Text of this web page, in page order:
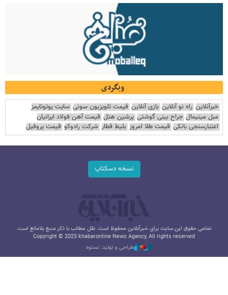
وبگردی
خبرآنلاین راه نو آنلاین بازی آنلاین قیمت تلویزیون سونی سایت یوتوتایمز
مبل مینیمال جراح بینی گوشتی پرشین هتل قیمت آهن فولاد ایرانیان
اعتبارسنجی بانکی قیمت طلا امروز بلیط قطار شرکت رادوکو قیمت پروفیل
نسخه دسکتاپ
تمامی حقوق این سایت برای خبرآنلاین محفوظ است. نقل مطالب با ذکر منبع بلامانع است.
Copyright © 2025 khabaronline News Agancy, All rights reserved
طراحی و تولید: نستوه